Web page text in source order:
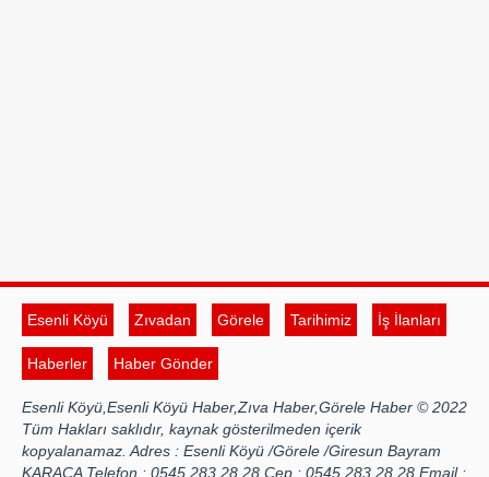
Esenli Köyü Zıvadan Görele Tarihimiz İş İlanları
Haberler Haber Gönder
Esenli Köyü,Esenli Köyü Haber,Zıva Haber,Görele Haber © 2022
Tüm Hakları saklıdır, kaynak gösterilmeden içerik
kopyalanamaz. Adres : Esenli Köyü /Görele /Giresun Bayram
KARACA Telefon : 0545 283 28 28 Cep : 0545 283 28 28 Email :